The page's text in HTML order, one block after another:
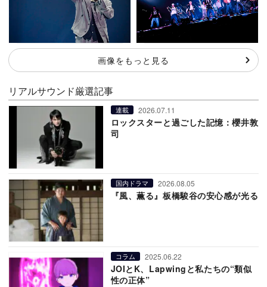
画像をもっと見る
リアルサウンド厳選記事
連載 2026.07.11
ロックスターと過ごした記憶：櫻井敦
司
国内ドラマ 2026.08.05
『風、薫る』板橋駿谷の安心感が光る
コラム 2025.06.22
JOIとK、Lapwingと私たちの“類似
性の正体”